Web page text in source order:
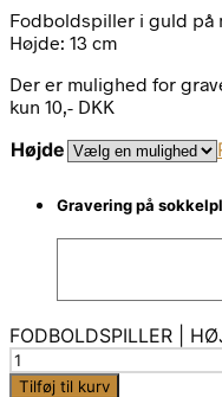
Fodboldspiller i guld på
Højde: 13 cm
Der er mulighed for
kun 10,- DKK
Højde
Gravering på
FODBOLDSPILLER |
Tilføj til kurv